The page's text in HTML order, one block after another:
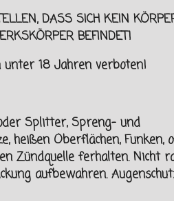
DASS SICH KEIN
BEFINDET!
unter 18 Jahren verboten!
Splitter, Spreng- und
heißen Oberflächen, Funken,
Zündquelle ferhalten. Nicht
aufbewahren.